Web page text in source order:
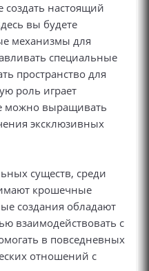
создать настоящий
вы будете
механизмы для
специальные
пространство для
роль играет
можно выращивать
эксклюзивных
существ, среди
крошечные
создания обладают
взаимодействовать с
в повседневных
отношений с